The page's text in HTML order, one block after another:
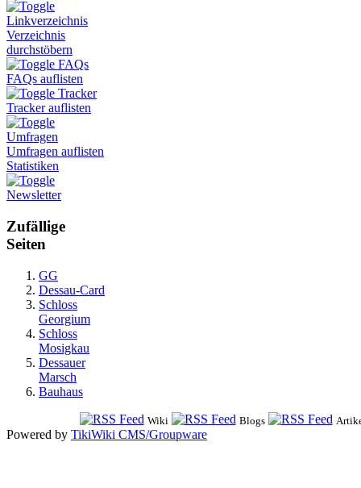
Linkverzeichnis
Verzeichnis
durchstöbern
FAQs
FAQs auflisten
Tracker
Tracker auflisten
Umfragen
Umfragen auflisten
Statistiken
Newsletter
Zufällige
Seiten
GG
Dessau-Card
Schloss
Georgium
Schloss
Mosigkau
Dessauer
Marsch
Bauhaus
Wiki Blogs
Powered by TikiWiki CMS/Groupware